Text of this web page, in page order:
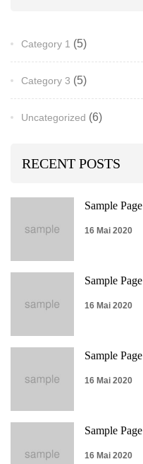
Category 1 (5)
Category 3 (5)
Uncategorized (6)
RECENT POSTS
Sample
16 Mai 2020
Sample
16 Mai 2020
Sample
16 Mai 2020
Sample
16 Mai 2020